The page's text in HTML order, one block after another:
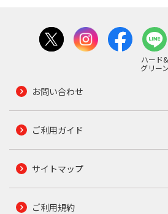
ハード&
グリーン
お問い合わせ
ご利用ガイド
サイトマップ
ご利用規約